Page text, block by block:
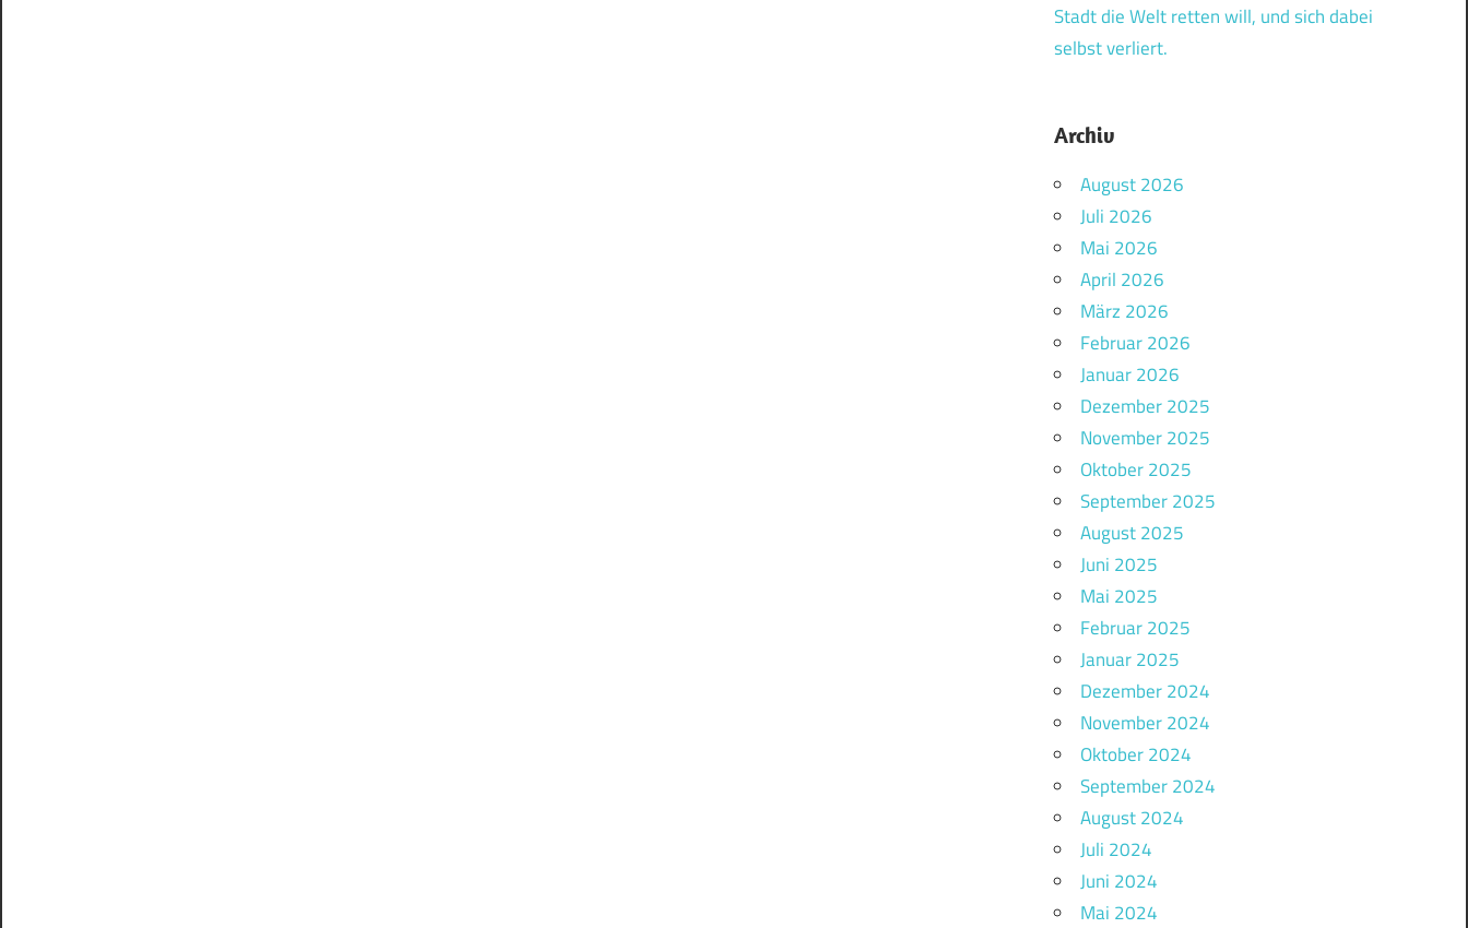
Stadt die Welt retten will, und sich dabei
selbst verliert.
Archiv
August 2026
Juli 2026
Mai 2026
April 2026
März 2026
Februar 2026
Januar 2026
Dezember 2025
November 2025
Oktober 2025
September 2025
August 2025
Juni 2025
Mai 2025
Februar 2025
Januar 2025
Dezember 2024
November 2024
Oktober 2024
September 2024
August 2024
Juli 2024
Juni 2024
Mai 2024